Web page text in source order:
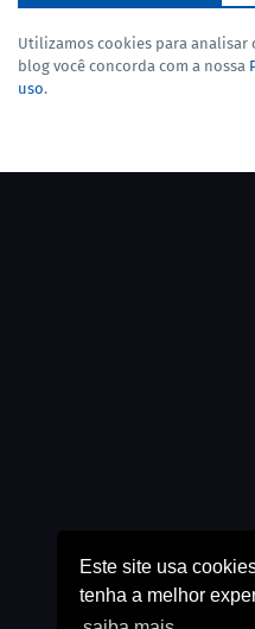
Este site usa
tenha a melhor
Utilizamos cookies para analisar
blog você concorda com a nossa
uso.